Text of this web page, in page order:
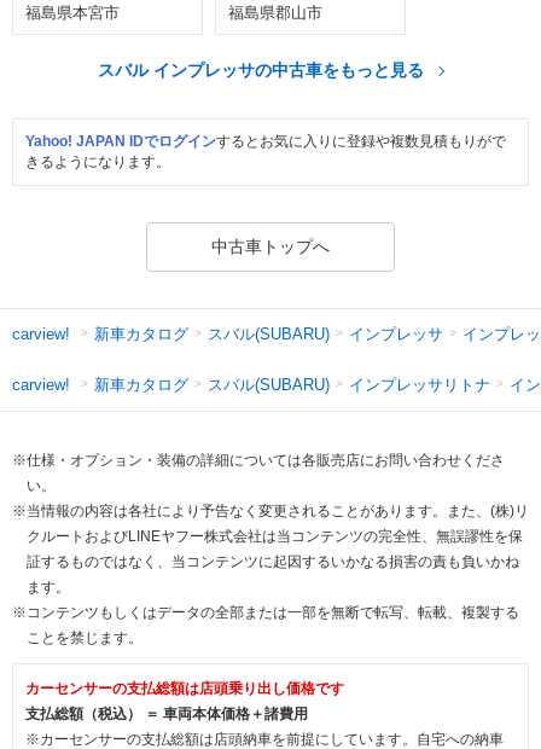
福島県本宮市 福島県郡山市
スバル インプレッサの中古車をもっと見る
Yahoo! JAPAN IDでログインするとお気に入りに登録や複数見積もりがで
きるようになります。
中古車トップへ
carview! 新車カタログ スバル(SUBARU) インプレッサ インプレ
carview! 新車カタログ スバル(SUBARU) インプレッサリトナ イ
※仕様・オプション・装備の詳細については各販売店にお問い合わせくださ
い。
※当情報の内容は各社により予告なく変更されることがあります。また、(株)リ
クルートおよびLINEヤフー株式会社は当コンテンツの完全性、無誤謬性を保
証するものではなく、当コンテンツに起因するいかなる損害の責も負いかね
ます。
※コンテンツもしくはデータの全部または一部を無断で転写、転載、複製する
ことを禁じます。
カーセンサーの支払総額は店頭乗り出し価格です
支払総額（税込） ＝ 車両本体価格＋諸費用
※カーセンサーの支払総額は店頭納車を前提にしています。自宅への納車